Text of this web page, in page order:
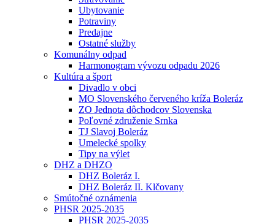
Ubytovanie
Potraviny
Predajne
Ostatné služby
Komunálny odpad
Harmonogram vývozu odpadu 2026
Kultúra a šport
Divadlo v obci
MO Slovenského červeného kríža Boleráz
ZO Jednota dôchodcov Slovenska
Poľovné združenie Srnka
TJ Slavoj Boleráz
Umelecké spolky
Tipy na výlet
DHZ a DHZO
DHZ Boleráz I.
DHZ Boleráz II. Klčovany
Smútočné oznámenia
PHSR 2025-2035
PHSR 2025-2035